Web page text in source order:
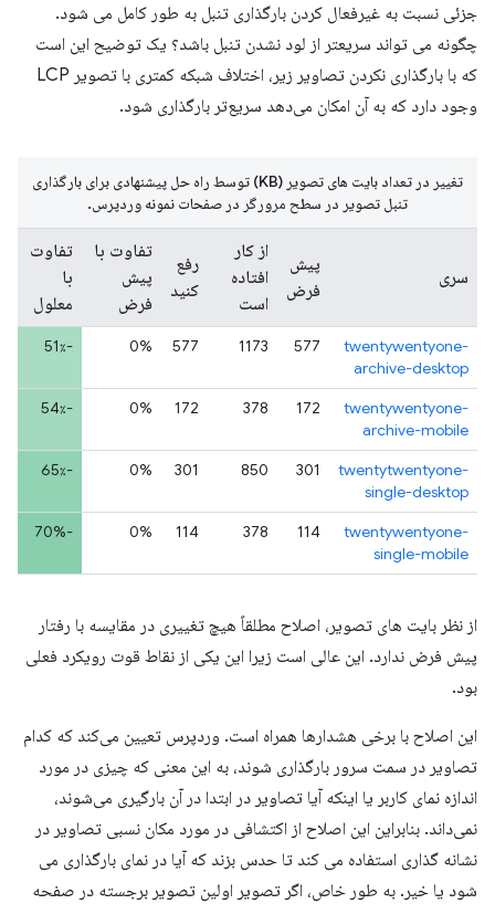
جزئی نسبت به غیرفعال کردن بارگذاری تنبل به طور کامل می شود.
چگونه می تواند سریعتر از لود نشدن تنبل باشد؟ یک توضیح این است
که با بارگذاری نکردن تصاویر زیر، اختلاف شبکه کمتری با تصویر LCP
وجود دارد که به آن امکان می‌دهد سریع‌تر بارگذاری شود.
سری
پیش
فرض
از کار
افتاده
است
رفع
کنید
تفاوت با
پیش
فرض
تفاوت
با
معلول
twentywentyone-
archive-desktop
577
1173
577
0% -51٪
twentywentyone-
archive-mobile
172
378
172
0% -54٪
twentytwentyone-
single-desktop
301
850
301
0% -65٪
twentywentyone-
single-mobile
114
378
114
0%
-70%
تغییر در تعداد بایت های تصویر (KB) توسط راه حل پیشنهادی برای بارگذاری
تنبل تصویر در سطح مرورگر در صفحات نمونه وردپرس.
از نظر بایت های تصویر، اصلاح مطلقاً هیچ تغییری در مقایسه با رفتار
پیش فرض ندارد. این عالی است زیرا این یکی از نقاط قوت رویکرد فعلی
بود.
این اصلاح با برخی هشدارها همراه است. وردپرس تعیین می‌کند که کدام
تصاویر در سمت سرور بارگذاری شوند، به این معنی که چیزی در مورد
اندازه نمای کاربر یا اینکه آیا تصاویر در ابتدا در آن بارگیری می‌شوند،
نمی‌داند. بنابراین این اصلاح از اکتشافی در مورد مکان نسبی تصاویر در
نشانه گذاری استفاده می کند تا حدس بزند که آیا در نمای بارگذاری می
شود یا خیر. به طور خاص، اگر تصویر اولین تصویر برجسته در صفحه